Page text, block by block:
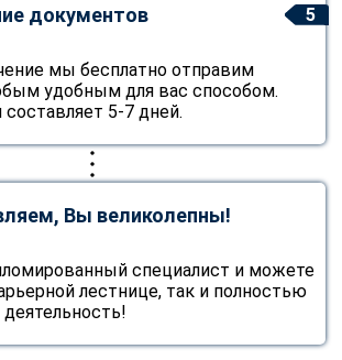
5
документов
мы бесплатно отправим
удобным для вас способом.
5-7 дней.
Вы великолепны!
специалист и можете
лестнице, так и полностью